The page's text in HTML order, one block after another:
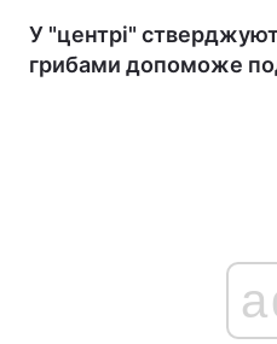
У "центрі"
грибами допоможе